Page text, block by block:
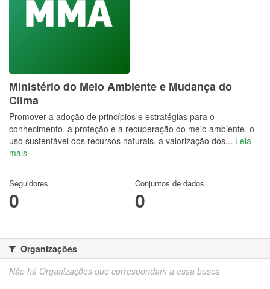
Ministério do Meio Ambiente e Mudança do
Clima
Promover a adoção de princípios e estratégias para o
conhecimento, a proteção e a recuperação do meio ambiente, o
uso sustentável dos recursos naturais, a valorização dos... Leia
mais
Seguidores
0
Conjuntos de dados
0
Organizações
Não há Organizações que correspondam a essa busca